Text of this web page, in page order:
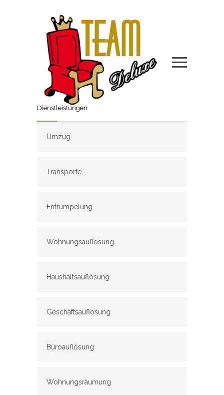
Dienstleistungen
Umzug
Transporte
Entrümpelung
Wohnungsauflösung
Haushaltsauflösung
Geschäftsauflösung
Büroauflösung
Wohnungsräumung